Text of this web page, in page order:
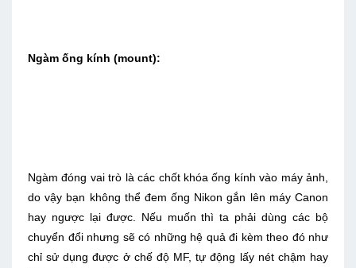
Ngàm ống kính (mount):
Ngàm đóng vai trò là các chốt khóa ống kính vào máy ảnh,
do vậy bạn không thể đem ống Nikon gắn lên máy Canon
hay ngược lại được. Nếu muốn thì ta phải dùng các bộ
chuyển đổi nhưng sẽ có những hệ quả đi kèm theo đó như
chỉ sử dụng được ở chế độ MF, tự động lấy nét chậm hay